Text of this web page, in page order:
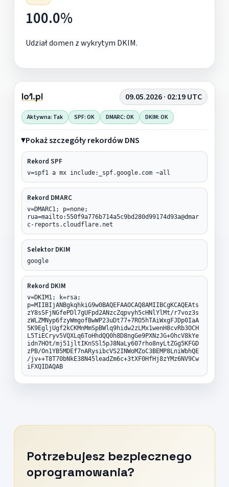
100.0%
Udział domen z wykrytym DKIM.
lo1.pl 09.05.2026 · 02:19 UTC
Aktywna: Tak SPF: OK DMARC: OK DKIM: OK
Pokaż szczegóły rekordów DNS
Rekord SPF
v=spf1 a mx include:_spf.google.com ~all
Rekord DMARC
v=DMARC1; p=none;
rua=mailto:550f9a776b714a5c9bd280d99174d93a@dmar
c-reports.cloudflare.net
Selektor DKIM
google
Rekord DKIM
v=DKIM1; k=rsa;
p=MIIBIjANBgkqhkiG9w0BAQEFAAOCAQ8AMIIBCgKCAQEAts
zY8sSFjNGfePDl7gUFpd2ANzcZqpvyh5cHNlYlMt/r7voz3s
zWLZMNyp6fzyWmgofBwWP23uDt77+7RO5hTAiWxgFJDp0IaA
5K9EgljUgf2kCKMnMmSpBWlq9hidw2zLMx1wenH8cvRb3OCH
L5TiECryv5VQXLq6ToHhdQQ0h8D8ngGe9PXNzJG+OhcV8kYe
idn7HOt/mj51jltIKnSSl5pJ8NaLy607rho8nyLtZGg5KFGD
zPB/On1YB5MDEf7nARysibcVS2INWoMZoC3BEMP8LniWbhQE
/jv++T8T70bNkE38N45leadZm6c+3tXF0HfHj8zYMz6NV9Cw
iFXQIDAQAB
Potrzebujesz bezpiecznego
oprogramowania?